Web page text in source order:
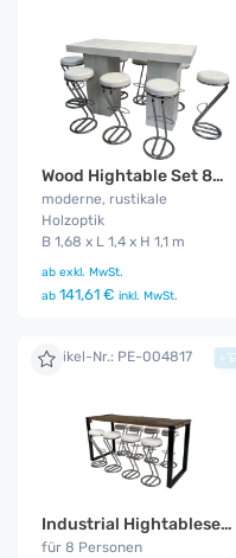
Wood Hightable Set 8P. Z-Fuß weiß
moderne, rustikale
Holzoptik
B 1,68 x L 1,4 x H 1,1 m
ab exkl. MwSt.
ab 141,61 € inkl. MwSt.
Artikel-Nr.: PE-004817
Industrial Hightableset 8P. 2,2 m Z-weiß
für 8 Personen
+